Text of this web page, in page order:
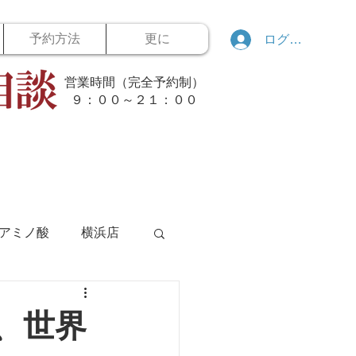
予約方法 更に
営業時間（完全予約制）
​９：００～２１：００
ログイン
ミノ酸 横浜店
ボウリング
世界